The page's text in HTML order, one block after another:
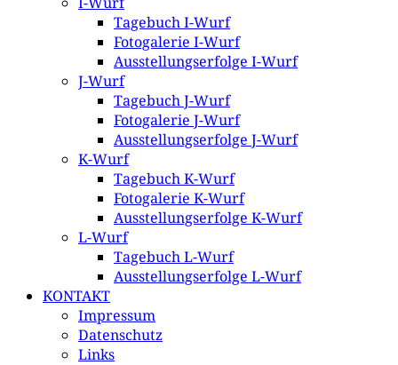
Tagebuch I-Wurf
Fotogalerie I-Wurf
Ausstellungserfolge I-Wurf
J-Wurf
Tagebuch J-Wurf
Fotogalerie J-Wurf
Ausstellungserfolge J-Wurf
K-Wurf
Tagebuch K-Wurf
Fotogalerie K-Wurf
Ausstellungserfolge K-Wurf
L-Wurf
Tagebuch L-Wurf
Ausstellungserfolge L-Wurf
KONTAKT
Impressum
Datenschutz
Links